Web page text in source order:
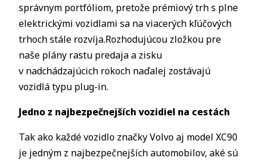
správnym portfóliom, pretože prémiový trh s plne
elektrickými vozidlami sa na viacerých kľúčových
trhoch stále rozvíja.Rozhodujúcou zložkou pre
naše plány rastu predaja a zisku
v nadchádzajúcich rokoch naďalej zostávajú
vozidlá typu plug-in.
Jedno z najbezpečnejších vozidiel na cestách
Tak ako každé vozidlo značky Volvo aj model XC90
je jedným z najbezpečnejších automobilov, aké sú